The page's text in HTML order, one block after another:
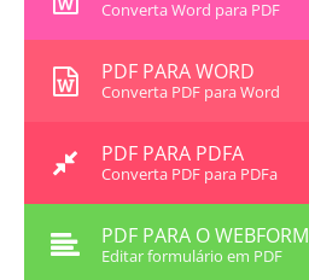
Converta Word para PDF
PDF PARA WORD
Converta PDF para Word
PDF PARA PDFA
Converta PDF para PDFa
PDF PARA O WEBFORM
Editar formulário em PDF